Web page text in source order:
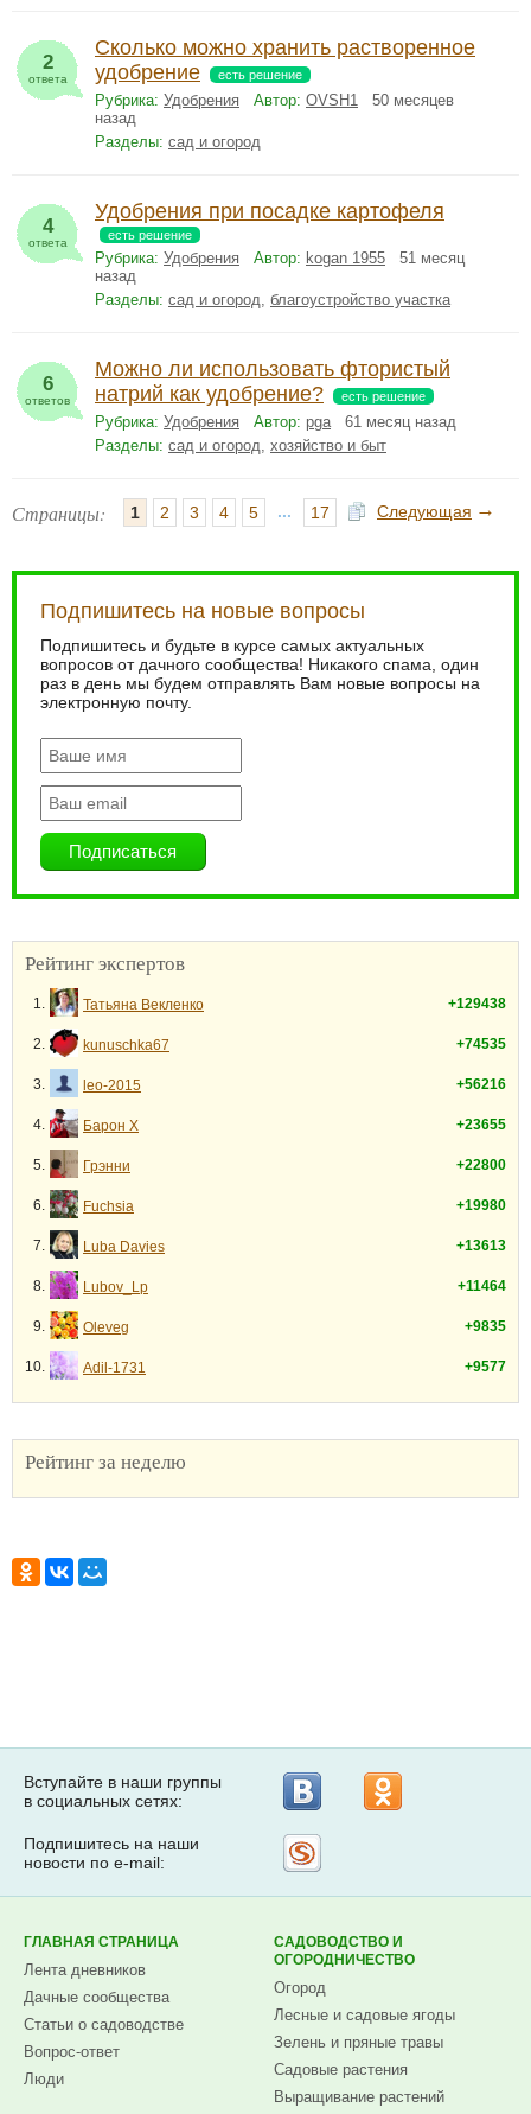
2
ответа
Сколько можно хранить растворенное
удобрение
есть решение
Рубрика: Удобрения Автор: OVSH1 50 месяцев
назад
Разделы: сад и огород
4
ответа
Удобрения при посадке картофеля
есть решение
Рубрика: Удобрения Автор: kogan 1955 51 месяц
назад
Разделы: сад и огород, благоустройство участка
6
ответов
Можно ли использовать фтористый
натрий как удобрение?
есть решение
Рубрика: Удобрения Автор: pga61 месяц назад
Разделы: сад и огород, хозяйство и быт
Страницы: 1 2 3 4 5 ... 17 Следующая →
Подпишитесь на новые вопросы
Подпишитесь и будьте в курсе самых актуальных
вопросов от дачного сообщества! Никакого спама, один
раз в день мы будем отправлять Вам новые вопросы на
электронную почту.
Рейтинг экспертов
1. Татьяна Векленко +129438
2. kunuschka67 +74535
3. leo-2015 +56216
4. Барон Х +23655
5. Грэнни +22800
6. Fuchsia +19980
7. Luba Davies +13613
8. Lubov_Lp +11464
9. Oleveg +9835
10. Adil-1731 +9577
Рейтинг за неделю
Вступайте в наши группы
в социальных сетях:
Подпишитесь на наши
новости по e-mail:
ГЛАВНАЯ СТРАНИЦА
Лента дневников
Дачные сообщества
Статьи о садоводстве
Вопрос-ответ
Люди
САДОВОДСТВО И
ОГОРОДНИЧЕСТВО
Огород
Лесные и садовые ягоды
Зелень и пряные травы
Садовые растения
Выращивание растений